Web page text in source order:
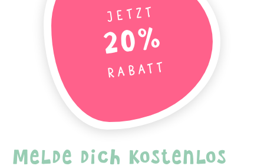
Jetzt
20%
Rabatt
Melde dich kostenlos